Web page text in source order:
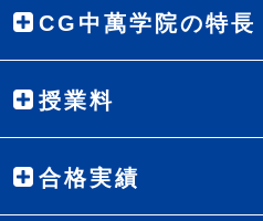
CG中萬学院の特長
授業料
合格実績